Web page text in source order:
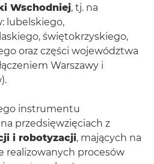
Wschodniej, tj. na
lubelskiego,
świętokrzyskiego,
oraz części województwa
Warszawy i
instrumentu
przedsięwzięciach z
i robotyzacji, mających na
realizowanych procesów